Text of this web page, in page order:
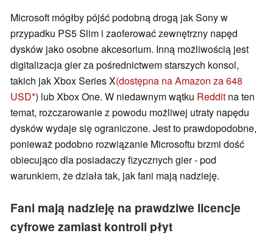
Microsoft mógłby pójść podobną drogą jak Sony w
przypadku PS5 Slim i zaoferować zewnętrzny napęd
dysków jako osobne akcesorium. Inną możliwością jest
digitalizacja gier za pośrednictwem starszych konsol,
takich jak Xbox Series X(dostępna na Amazon za 648
USD ) lub Xbox One. W niedawnym wątku Reddit na ten
temat, rozczarowanie z powodu możliwej utraty napędu
dysków wydaje się ograniczone. Jest to prawdopodobne,
ponieważ podobno rozwiązanie Microsoftu brzmi dość
obiecująco dla posiadaczy fizycznych gier - pod
warunkiem, że działa tak, jak fani mają nadzieję.
Fani mają nadzieję na prawdziwe licencje
cyfrowe zamiast kontroli płyt